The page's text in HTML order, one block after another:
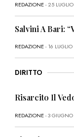
REDAZIONE- 25
Salvini A Bari:
REDAZIONE- 16
DIRITTO
Risarcito Il
REDAZIONE- 3